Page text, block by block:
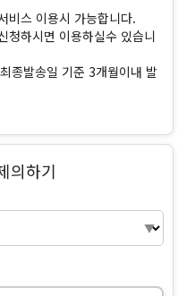
비스 이용시 가능합니다.
청하시면 이용하실수 있습니
종발송일 기준 3개월이내 발
의하기